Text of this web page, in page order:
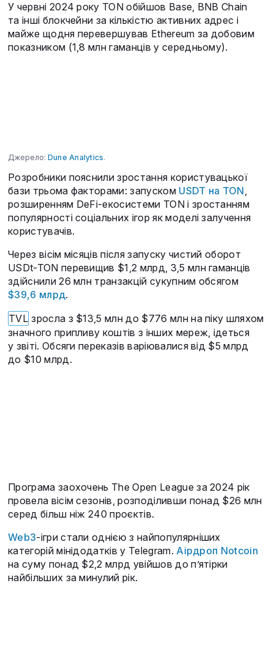
У червні 2024 року TON обійшов Base, BNB Chain
та інші блокчейни за кількістю активних адрес і
майже щодня перевершував Ethereum за добовим
показником (1,8 млн гаманців у середньому).
Джерело: Dune Analytics.
Розробники пояснили зростання користувацької
бази трьома факторами: запуском USDT на TON
розширенням DeFi-екосистеми TON і зростанням
популярності соціальних ігор як моделі залучення
користувачів.
Через вісім місяців після запуску чистий оборот
USDt-TON перевищив $1,2 млрд, 3,5 млн гаманців
здійснили 26 млн транзакцій сукупним обсягом
$39,6 млрд.
TVL зросла з $13,5 млн до $776 млн на піку шляхом
значного припливу коштів з інших мереж, ідеться
у звіті. Обсяги переказів варіювалися від $5 млрд
до $10 млрд.
Програма заохочень The Open League за 2024 рік
провела вісім сезонів, розподіливши понад $26 млн
серед більш ніж 240 проєктів.
Web3-ігри стали однією з найпопулярніших
категорій мінідодатків у Telegram. Аірдроп Notcoin
на суму понад $2,2 млрд увійшов до п’ятірки
найбільших за минулий рік.